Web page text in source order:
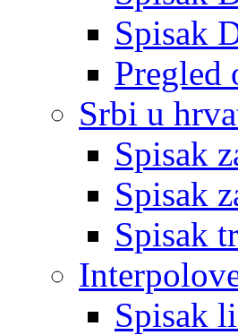
Spisak
Pregled
Srbi u
Spisak
Spisak
Spisak
Spisak